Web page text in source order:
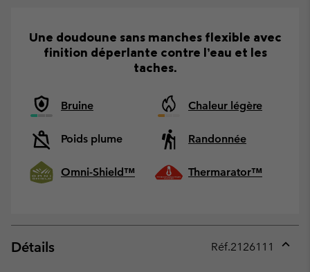
Une doudoune sans manches flexible avec
finition déperlante contre l’eau et les
taches.
Bruine Chaleur légère
Poids plume Randonnée
Omni-Shield™ Thermarator™
Détails Réf.2126111